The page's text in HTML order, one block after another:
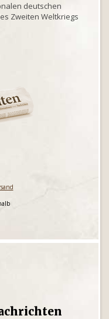
deutschen
Zweiten Weltkriegs